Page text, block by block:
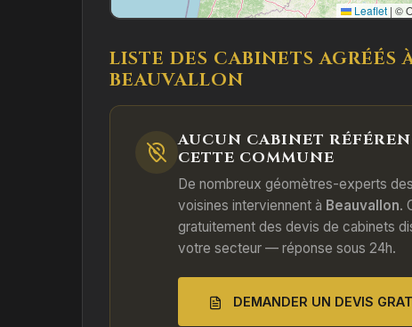
Leaflet | ©
LISTE DES CABINETS AGRÉÉS
BEAUVALLON
AUCUN CABINET
CETTE COMMUNE
De nombreux géomètres-experts
voisines interviennent à Beauvallon.
gratuitement des devis de cabinets
votre secteur — réponse sous 24h.
DEMANDER UN DEVIS